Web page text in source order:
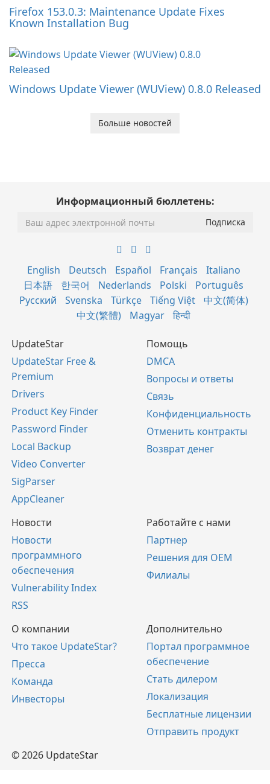
Firefox 153.0.3: Maintenance Update Fixes
Known Installation Bug
Windows Update Viewer (WUView) 0.8.0 Released
Больше новостей
Информационный бюллетень:
English Deutsch Español Français
Italiano
日本語
한국어 Nederlands Polski
Português
Русский
Svenska Türkçe Tiếng Việt
中文(简体)
中文(繁體)
Magyar हिन्दी
UpdateStar
UpdateStar Free &
Premium
Drivers
Product Key Finder
Password Finder
Local Backup
Video Converter
SigParser
AppCleaner
Помощь
DMCA
Вопросы и ответы
Связь
Конфиденциальность
Отменить контракты
Возврат денег
Новости
Новости
программного
обеспечения
Vulnerability Index
RSS
Работайте с нами
Партнер
Решения для OEM
Филиалы
О компании
Что такое UpdateStar?
Пресса
Команда
Инвесторы
Дополнительно
Портал программное
обеспечение
Стать дилером
Локализация
Бесплатные лицензии
Отправить продукт
© 2026 UpdateStar